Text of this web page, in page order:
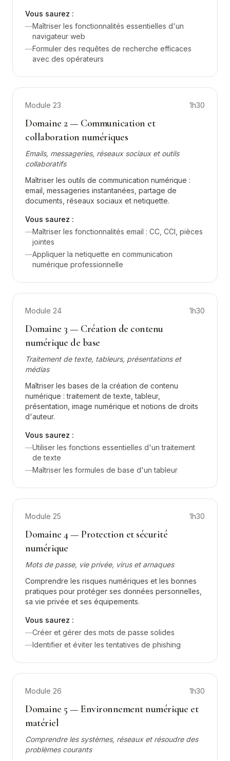
Vous saurez :
—Maîtriser les fonctionnalités essentielles d'un
navigateur web
—Formuler des requêtes de recherche efficaces
avec des opérateurs
Module 23 1h30
Domaine 2 — Communication et
collaboration numériques
Emails, messageries, réseaux sociaux et outils
collaboratifs
Maîtriser les outils de communication numérique :
email, messageries instantanées, partage de
documents, réseaux sociaux et netiquette.
Vous saurez :
—Maîtriser les fonctionnalités email : CC, CCI, pièces
jointes
—Appliquer la netiquette en communication
numérique professionnelle
Module 24 1h30
Domaine 3 — Création de contenu
numérique de base
Traitement de texte, tableurs, présentations et
médias
Maîtriser les bases de la création de contenu
numérique : traitement de texte, tableur,
présentation, image numérique et notions de droits
d'auteur.
Vous saurez :
—Utiliser les fonctions essentielles d'un traitement
de texte
—Maîtriser les formules de base d'un tableur
Module 25 1h30
Domaine 4 — Protection et sécurité
numérique
Mots de passe, vie privée, virus et arnaques
Comprendre les risques numériques et les bonnes
pratiques pour protéger ses données personnelles,
sa vie privée et ses équipements.
Vous saurez :
—Créer et gérer des mots de passe solides
—Identifier et éviter les tentatives de phishing
Module 26 1h30
Domaine 5 — Environnement numérique et
matériel
Comprendre les systèmes, réseaux et résoudre des
problèmes courants